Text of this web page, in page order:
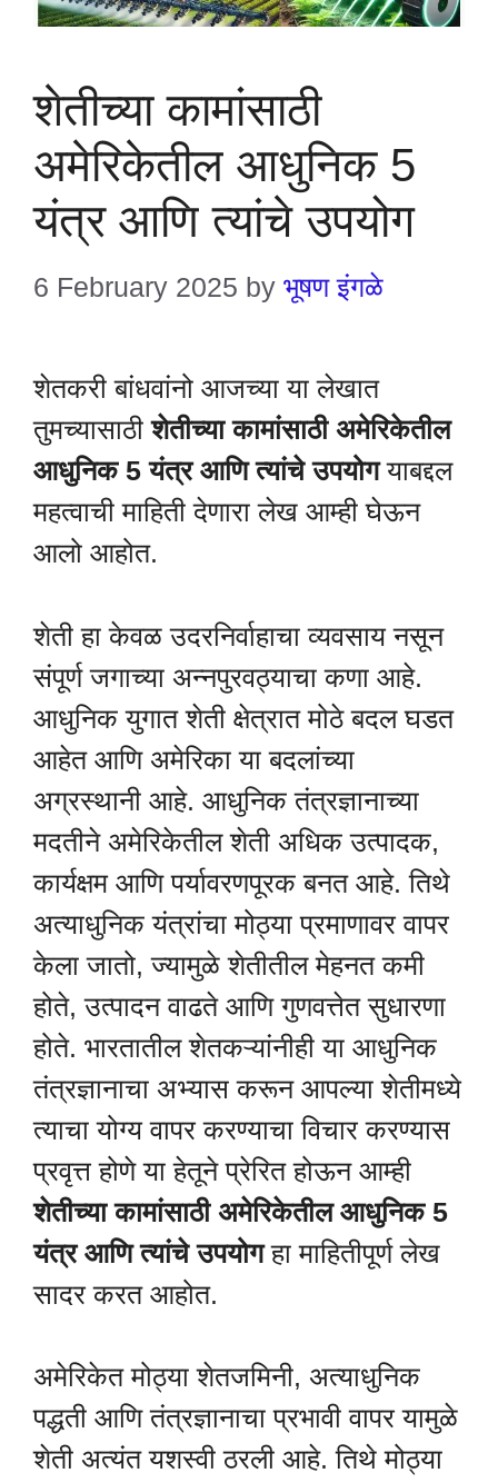
शेतीच्या कामांसाठी
अमेरिकेतील आधुनिक 5
यंत्र आणि त्यांचे उपयोग
6 February 2025 by भूषण इंगळे
शेतकरी बांधवांनो आजच्या या लेखात
तुमच्यासाठीशेतीच्या कामांसाठी अमेरिकेतील
आधुनिक 5 यंत्र आणि त्यांचे उपयोगयाबद्दल
महत्वाची माहिती देणारा लेख आम्ही घेऊन
आलो आहोत.
शेती हा केवळ उदरनिर्वाहाचा व्यवसाय नसून
संपूर्ण जगाच्या अन्नपुरवठ्याचा कणा आहे.
आधुनिक युगात शेती क्षेत्रात मोठे बदल घडत
आहेत आणि अमेरिका या बदलांच्या
अग्रस्थानी आहे. आधुनिक तंत्रज्ञानाच्या
मदतीने अमेरिकेतील शेती अधिक उत्पादक,
कार्यक्षम आणि पर्यावरणपूरक बनत आहे. तिथे
अत्याधुनिक यंत्रांचा मोठ्या प्रमाणावर वापर
केला जातो, ज्यामुळे शेतीतील मेहनत कमी
होते, उत्पादन वाढते आणि गुणवत्तेत सुधारणा
होते. भारतातील शेतकऱ्यांनीही या आधुनिक
तंत्रज्ञानाचा अभ्यास करून आपल्या शेतीमध्ये
त्याचा योग्य वापर करण्याचा विचार करण्यास
प्रवृत्त होणे या हेतूने प्रेरित होऊन आम्ही
शेतीच्या कामांसाठी अमेरिकेतील आधुनिक 5
यंत्र आणि त्यांचे उपयोगहा माहितीपूर्ण लेख
सादर करत आहोत.
अमेरिकेत मोठ्या शेतजमिनी, अत्याधुनिक
पद्धती आणि तंत्रज्ञानाचा प्रभावी वापर यामुळे
शेती अत्यंत यशस्वी ठरली आहे. तिथे मोठ्या